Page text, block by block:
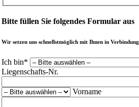
Bitte füllen Sie folgendes Formular aus
Wir setzen uns schnellstmöglich mit Ihnen in Verbindung
Ich bin*
Liegenschafts-Nr.
Vorname